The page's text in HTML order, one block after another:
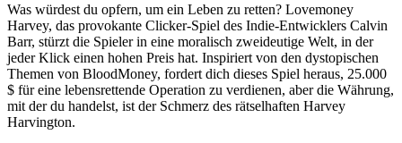
Was würdest du opfern, um ein Leben zu retten? Lovemoney
Harvey, das provokante Clicker-Spiel des Indie-Entwicklers Calvin
Barr, stürzt die Spieler in eine moralisch zweideutige Welt, in der
jeder Klick einen hohen Preis hat. Inspiriert von den dystopischen
Themen von BloodMoney, fordert dich dieses Spiel heraus, 25.000
$ für eine lebensrettende Operation zu verdienen, aber die Währung,
mit der du handelst, ist der Schmerz des rätselhaften Harvey
Harvington.